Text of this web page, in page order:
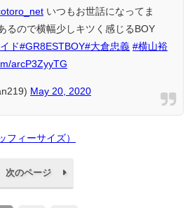
いつもお世話になってま
るので横幅少しキツく感じるBOY
ド#GR8ESTBOY#大倉忠義 #横山裕
arcP3ZyyTG
May 20, 2020
フィーサイズ）
次のページ